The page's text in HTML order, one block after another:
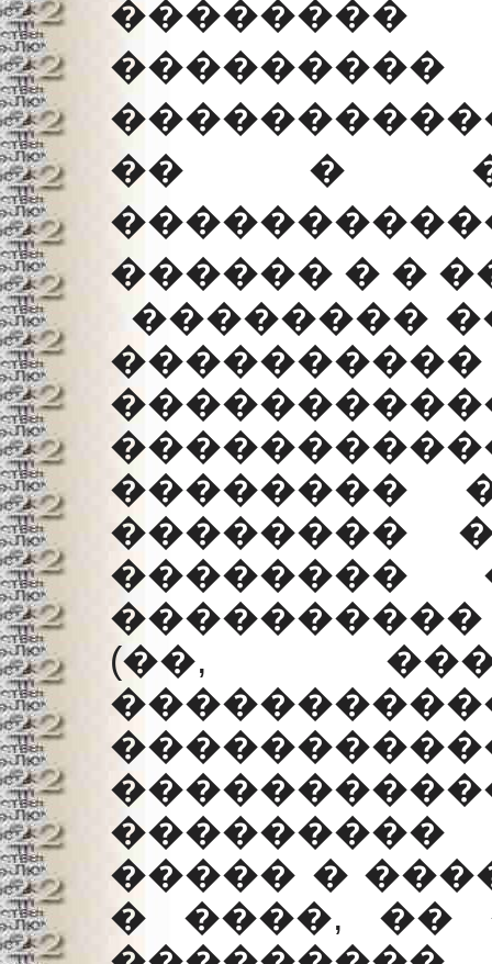
�� �
������ � �
��������
��������
��������
��������
(��,
����� �
� ����, ��